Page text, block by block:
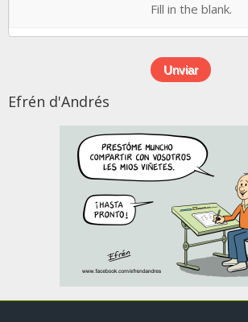
Fill in the blank.
Efrén d'Andrés